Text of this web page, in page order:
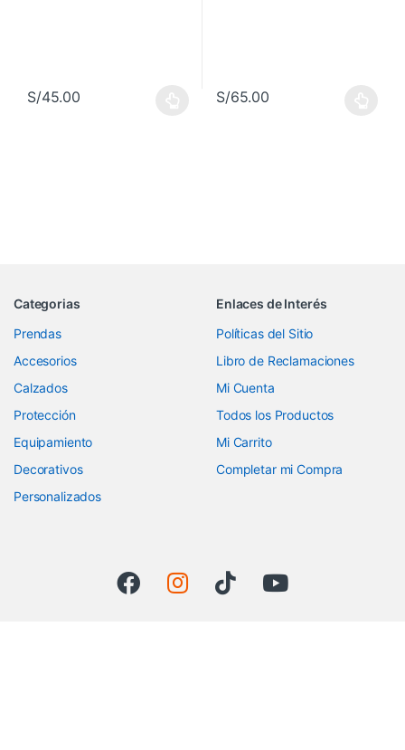
S/45.00 S/65.00
Categorias
Prendas
Accesorios
Calzados
Protección
Equipamiento
Decorativos
Personalizados
Enlaces de Interés
Políticas del Sitio
Libro de Reclamaciones
Mi Cuenta
Todos los Productos
Mi Carrito
Completar mi Compra